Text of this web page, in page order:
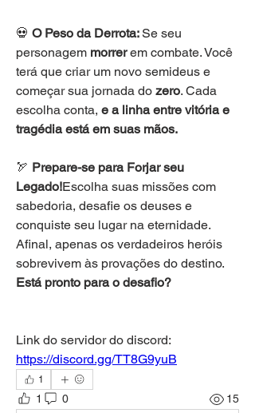
💀 O Peso da Derrota: Se seu
personagem morrer em combate. Você
terá que criar um novo semideus e
começar sua jornada do zero. Cada
escolha conta, e a linha entre vitória e
tragédia está em suas mãos.
🏹 Prepare-se para Forjar seu
Legado!Escolha suas missões com
sabedoria, desafie os deuses e
conquiste seu lugar na eternidade.
Afinal, apenas os verdadeiros heróis
Está pronto para o desafio?
https://discord.gg/TT8G9yuB
1
1 0 15